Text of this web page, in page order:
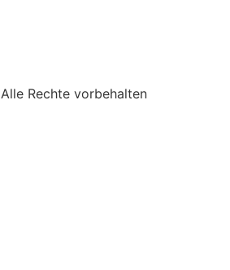
Alle Rechte vorbehalten